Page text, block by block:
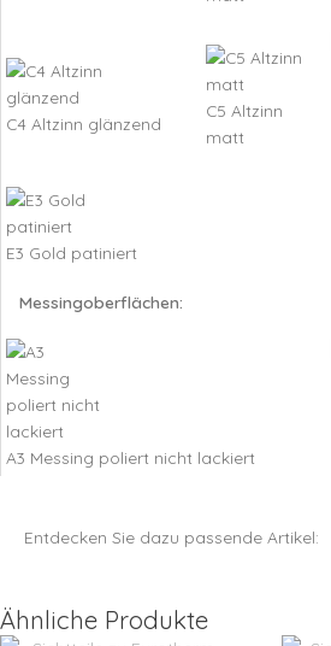
C4 Altzinn glänzend
C5 Altzinn
matt
E3 Gold patiniert
Messingoberflächen:
A3 Messing poliert nicht lackiert
Entdecken Sie dazu passende Artikel:
Ähnliche Produkte